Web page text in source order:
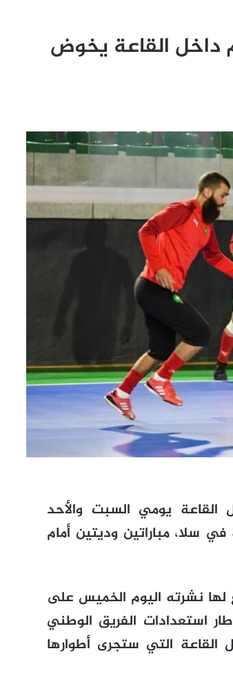
داخل القاعة يخوض
يومي السبت والأحد
سلا، مباراتين وديتين أمام
لها نشرته اليوم الخميس على
استعدادات الفريق الوطني
القاعة التي ستجرى أطوارها